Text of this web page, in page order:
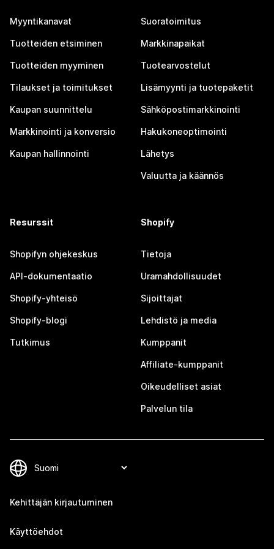
Myyntikanavat
Tuotteiden etsiminen
Tuotteiden myyminen
Tilaukset ja toimitukset
Kaupan suunnittelu
Markkinointi ja konversio
Kaupan hallinnointi
Suoratoimitus
Markkinapaikat
Tuotearvostelut
Lisämyynti ja tuotepaketit
Sähköpostimarkkinointi
Hakukoneoptimointi
Lähetys
Valuutta ja käännös
Resurssit
Shopifyn ohjekeskus
API-dokumentaatio
Shopify-yhteisö
Shopify-blogi
Tutkimus
Shopify
Tietoja
Uramahdollisuudet
Sijoittajat
Lehdistö ja media
Kumppanit
Affiliate-kumppanit
Oikeudelliset asiat
Palvelun tila
Kehittäjän kirjautuminen
Käyttöehdot